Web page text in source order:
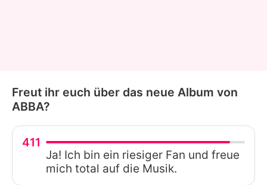
Freut ihr euch über das neue Album von
ABBA?
411
Ja! Ich bin ein riesiger Fan und freue
mich total auf die Musik.